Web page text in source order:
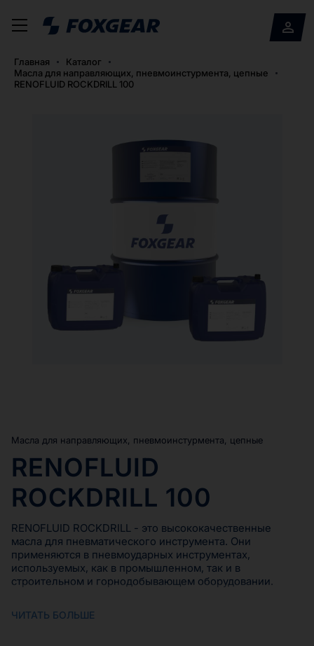
Главная
Каталог
Масла для направляющих, пневмоинстурмента, цепные
RENOFLUID ROCKDRILL 100
Масла для направляющих, пневмоинстурмента, цепные
RENOFLUID
ROCKDRILL 100
RENOFLUID ROCKDRILL - это высококачественные
масла для пневматического инструмента. Они
применяются в пневмоударных инструментах,
используемых, как в промышленном, так и в
строительном и горнодобывающем оборудовании.
ЧИТАТЬ БОЛЬШЕ